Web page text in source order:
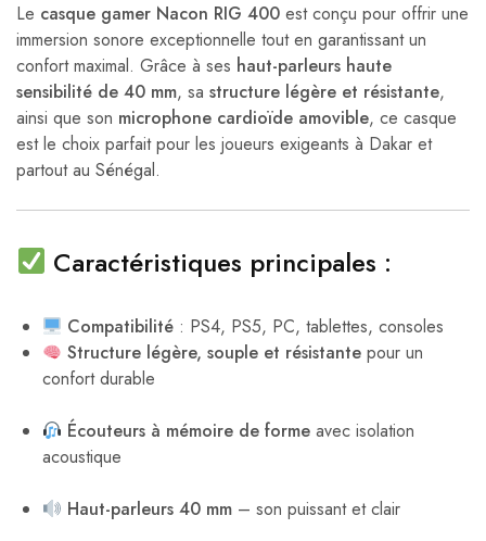
Le casque gamer Nacon RIG 400 est conçu pour offrir une
immersion sonore exceptionnelle tout en garantissant un
confort maximal. Grâce à ses haut-parleurs haute
sensibilité de 40 mm, sa structure légère et résistante,
ainsi que son microphone cardioïde amovible, ce casque
est le choix parfait pour les joueurs exigeants à Dakar et
partout au Sénégal.
Caractéristiques principales :
Compatibilité : PS4, PS5, PC, tablettes, consoles
Structure légère, souple et résistante pour un
confort durable
Écouteurs à mémoire de forme avec isolation
acoustique
Haut-parleurs 40 mm – son puissant et clair